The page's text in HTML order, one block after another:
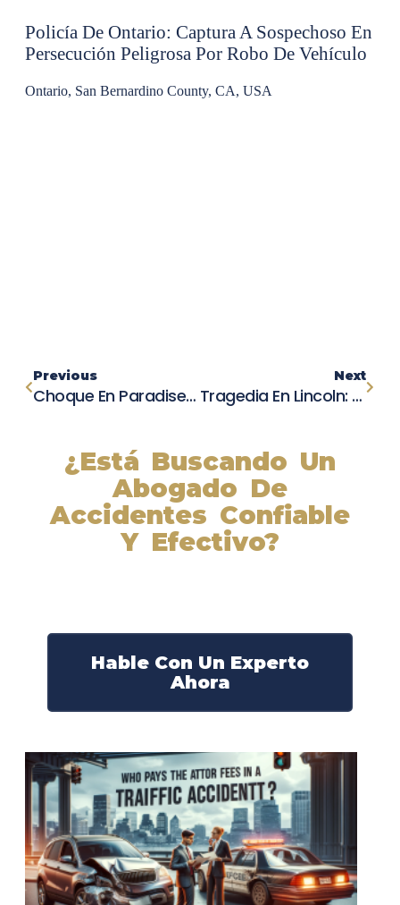
Policía De Ontario: Captura A Sospechoso En
Persecución Peligrosa Por Robo De Vehículo
Ontario, San Bernardino County, CA, USA
Previous
Choque En Paradise Valley Road: Mujer Sufre Fracturas Graves
Next
Tragedia En Lincoln: Ciclista Herido En Accidente En Crosby Herold Road Y Wise Road Busca Testigos
¿Está Buscando Un
Abogado De
Accidentes Confiable
Y Efectivo?
Hable Con Un Experto
Ahora